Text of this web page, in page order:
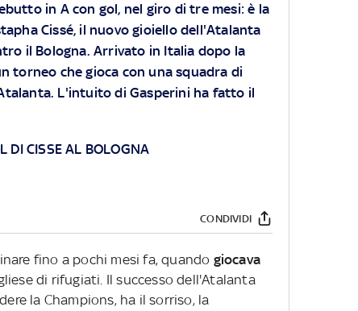
in A con gol, nel giro di tre mesi: è la
Cissé, il nuovo gioiello dell'Atalanta
il Bologna. Arrivato in Italia dopo la
torneo che gioca con una squadra di
L'intuito di Gasperini ha fatto il
DI CISSE AL BOLOGNA
CONDIVIDI
fino a pochi mesi fa, quando giocava
di rifugiati. Il successo dell'Atalanta
la Champions, ha il sorriso, la